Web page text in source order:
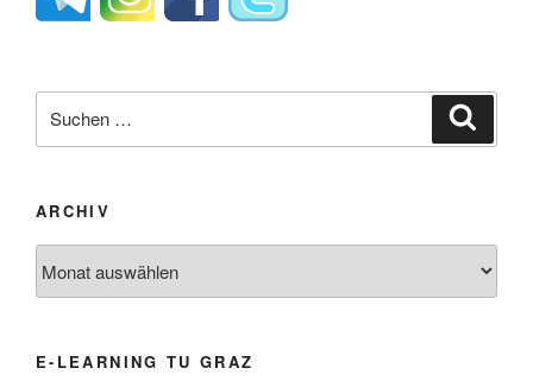
nach:
ARCHIV
E-LEARNING TU GRAZ